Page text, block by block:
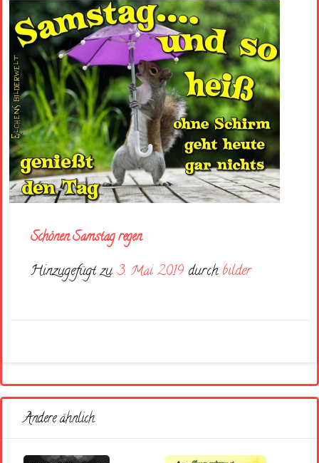
Schönen Samstag regen
Hinzugefügt zu3. Mai 2019 durch bilder
Andere ähnlich